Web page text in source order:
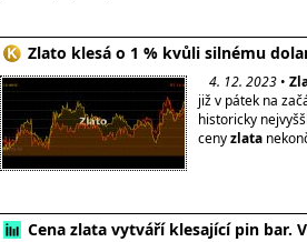
Zlato klesá o 1 % kvůli silnému
4. 12. 2023 •
již v pátek na
historicky
cenyzlata
Cena zlata vytváří klesající pin bar.